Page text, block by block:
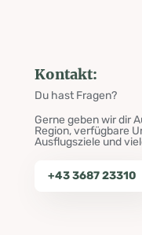
Kontakt:
Du hast Fragen?
Gerne geben wir dir
Region, verfügbare
Ausflugsziele und
+43 3687 23310